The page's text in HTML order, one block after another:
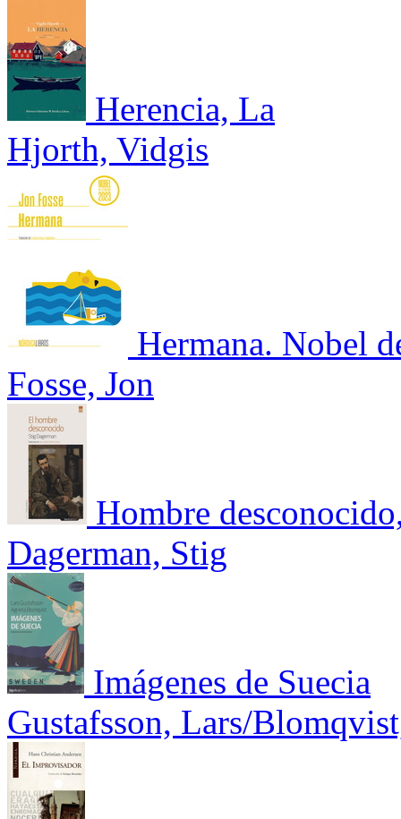
Herencia, La
Hjorth, Vidgis
Hermana. Nobel
Fosse, Jon
Hombre
Dagerman, Stig
Imágenes de Suecia
Gustafsson, Lars/